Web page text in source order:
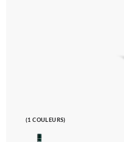
(1 COULEURS)